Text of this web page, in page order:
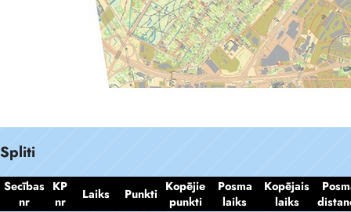
Spliti
Secības
nr
KP
nr
Laiks Punkti Kopējie
punkti
Posma
laiks
Kopējais
laiks